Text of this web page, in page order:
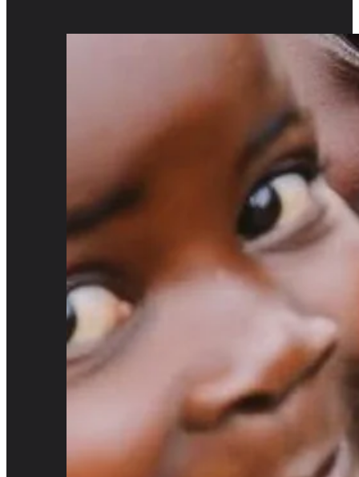
VVO Academy
Lernen von den Besten: Bei VVO Finance
Akademie ermöglichen es unseren